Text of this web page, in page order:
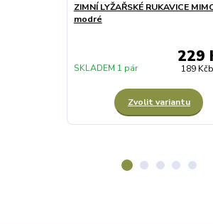
ZIMNÍ LYŽAŘSKÉ RUKAVICE
modré
229
189 Kč
SKLADEM 1 pár
Zvolit variantu